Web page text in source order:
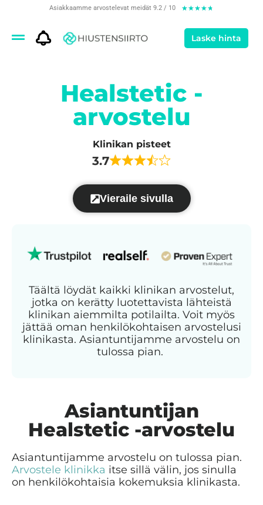
Asiakkaamme arvostelevat meidät 9.2 / 10 ★★★★★
Laske hinta
Healstetic -
arvostelu
Klinikan pisteet
3.7
Vieraile sivulla
Täältä löydät kaikki klinikan arvostelut,
jotka on kerätty luotettavista lähteistä
klinikan aiemmilta potilailta. Voit myös
jättää oman henkilökohtaisen arvostelusi
klinikasta. Asiantuntijamme arvostelu on
tulossa pian.
Asiantuntijan
Healstetic -arvostelu
Asiantuntijamme arvostelu on tulossa pian.
Arvostele klinikka itse sillä välin, jos sinulla
on henkilökohtaisia kokemuksia klinikasta.